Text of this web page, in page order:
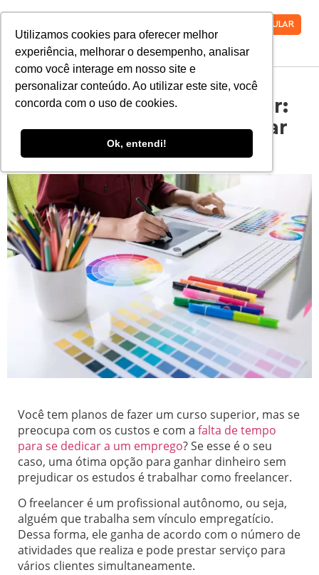
Utilizamos cookies para oferecer melhor
experiência, melhorar o desempenho, analisar
como você interage em nosso site e
personalizar conteúdo. Ao utilizar este site, você
concorda com o uso de cookies.
Ok, entendi!
VESTIBULAR
Trabalhar como freelancer:
8 dicas para ajudar a pagar
a faculdade
Você tem planos de fazer um curso superior, mas se
preocupa com os custos e com a falta de tempo
para se dedicar a um emprego? Se esse é o seu
caso, uma ótima opção para ganhar dinheiro sem
prejudicar os estudos é trabalhar como freelancer.
O freelancer é um profissional autônomo, ou seja,
alguém que trabalha sem vínculo empregatício.
Dessa forma, ele ganha de acordo com o número de
atividades que realiza e pode prestar serviço para
vários clientes simultaneamente.